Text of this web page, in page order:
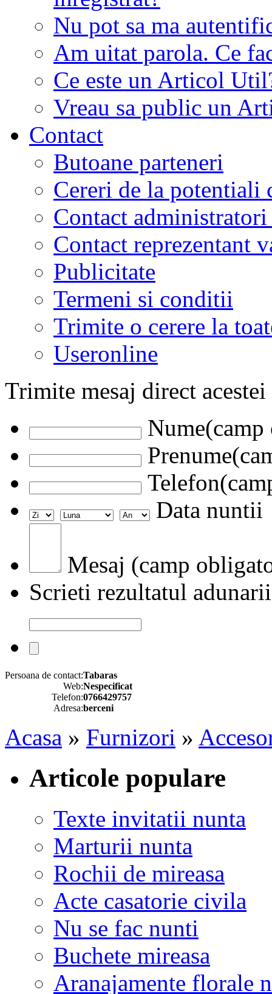
Nu pot sa ma
Am uitat parola. Ce
Ce este un Articol
Vreau sa public un
Contact
Butoane parteneri
Cereri de la potentiali
Contact
Contact reprezentant
Publicitate
Termeni si conditii
Trimite o cerere la
Useronline
Trimite mesaj direct
Data nuntii
Mesaj (camp
Scrieti rezultatul adunarii
Persoana de contact:Tabaras
Web:Nespecificat
Telefon:0766429757
Adresa:berceni
Acasa » Furnizori »
Articole populare
Texte invitatii nunta
Marturii nunta
Rochii de mireasa
Acte casatorie civila
Nu se fac nunti
Buchete mireasa
Aranajamente florale